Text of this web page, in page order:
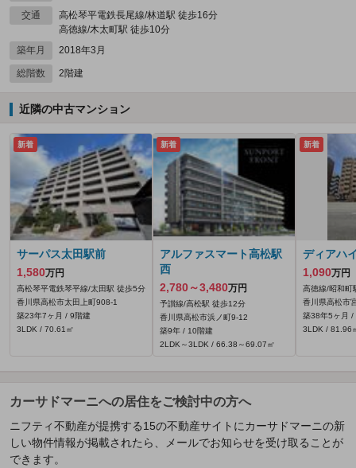
交通
高松琴平電鉄長尾線/林道駅 徒歩16分
高徳線/木太町駅 徒歩10分
築年月
2018年3月
総階数 2階建
近隣の中古マンション
新着
サーパス太田駅前
1,580万円
高松琴平電鉄琴平線/太田駅 徒歩5分
香川県高松市太田上町908‐1
築23年7ヶ月 / 9階建
3LDK / 70.61㎡
新着
アルファスマート高松駅
西
2,780～3,480万円
予讃線/高松駅 徒歩12分
香川県高松市浜ノ町9-12
築9年 / 10階建
2LDK～3LDK / 66.38～69.07㎡
新着
ディアハ
1,090万円
高徳線/昭和町
香川県高松市
築38年5ヶ月 /
3LDK / 81.96
カーサドマーニへの居住をご検討中の方へ
ニフティ不動産が提携する15の不動産サイトにカーサドマーニの新
しい物件情報が掲載されたら、メールでお知らせを受け取ることが
できます。